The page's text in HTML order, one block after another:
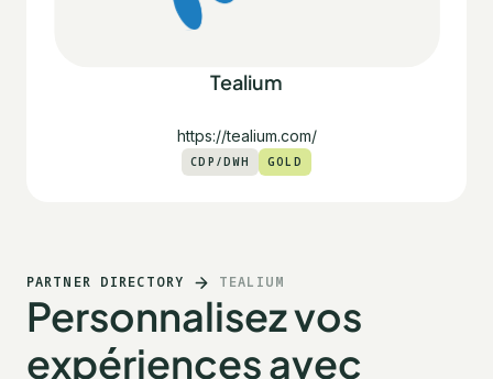
Tealium
https://tealium.com/
CDP/DWH GOLD
PARTNER DIRECTORY TEALIUM
Personnalisez vos
expériences avec